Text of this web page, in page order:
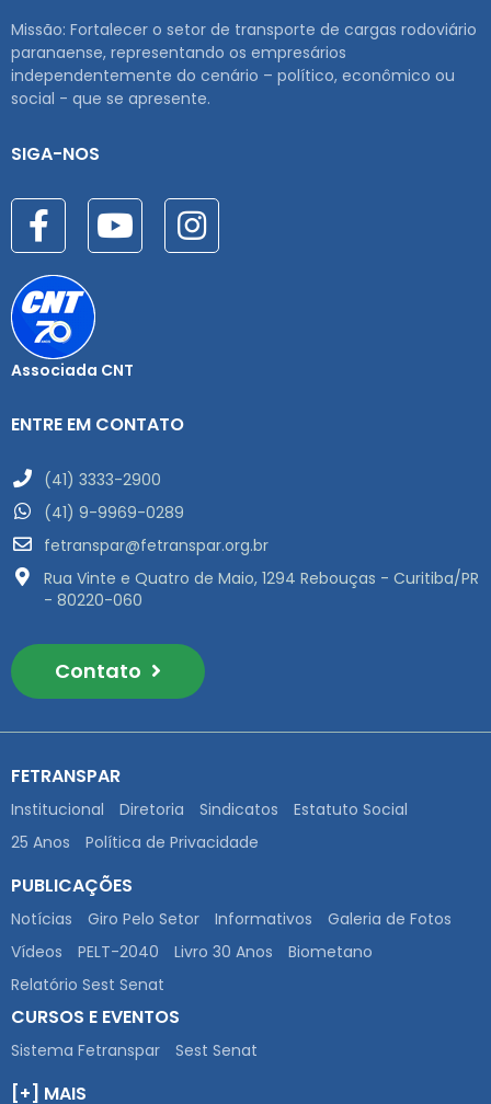
Missão: Fortalecer o setor de transporte de cargas rodoviário
paranaense, representando os empresários
independentemente do cenário – político, econômico ou
social - que se apresente.
SIGA-NOS
Associada CNT
ENTRE EM CONTATO
(41) 3333-2900
(41) 9-9969-0289
fetranspar@fetranspar.org.br
Rua Vinte e Quatro de Maio, 1294 Rebouças - Curitiba/PR
- 80220-060
Contato
FETRANSPAR
Institucional Diretoria Sindicatos
Estatuto Social
25 Anos
Política de Privacidade
PUBLICAÇÕES
Notícias Giro Pelo Setor Informativos
Galeria de Fotos
Vídeos
PELT-2040 Livro 30 Anos
Biometano
Relatório Sest Senat
CURSOS E EVENTOS
Sistema Fetranspar Sest Senat
[+] MAIS